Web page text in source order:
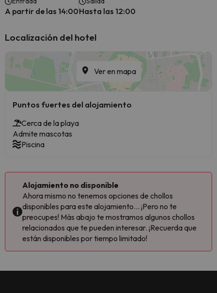
A partir de las 14:00Hasta las 12:00
Localización del hotel
Ver en mapa
Puntos fuertes del alojamiento
Cerca de la playa
Admite mascotas
Piscina
Alojamiento no disponible
Ahora mismo no tenemos opciones de chollos
disponibles para este alojamiento... ¡Pero no te
preocupes! Más abajo te mostramos algunos chollos
relacionados que te pueden interesar. ¡Recuerda que
están disponibles por tiempo limitado!